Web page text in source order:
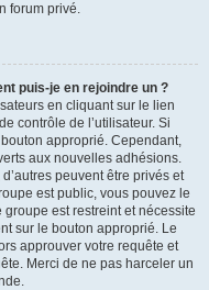
forum privé.
puis-je en rejoindre un ?
en cliquant sur le lien
contrôle de l’utilisateur. Si
approprié. Cependant,
aux nouvelles adhésions.
peuvent être privés et
est public, vous pouvez le
est restreint et nécessite
sur le bouton approprié. Le
approuver votre requête et
Merci de ne pas harceler un